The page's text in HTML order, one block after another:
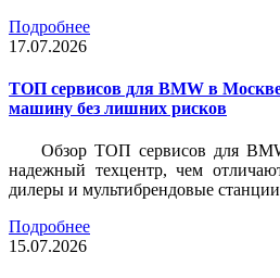
Подробнее
17.07.2026
ТОП сервисов для BMW в
машину без лишних рисков
Обзор ТОП сервисов для
надежный техцентр, чем
дилеры и мультибрендовые
Подробнее
15.07.2026